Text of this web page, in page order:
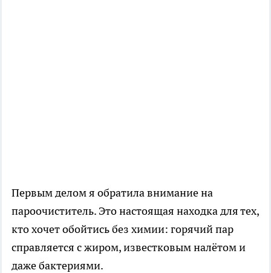
Первым делом я обратила внимание на
пароочиститель. Это настоящая находка для тех,
кто хочет обойтись без химии: горячий пар
справляется с жиром, известковым налётом и
даже бактериями.